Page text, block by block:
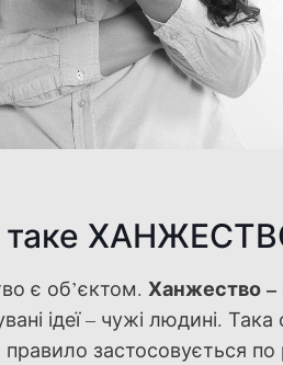
є об’єктом.Ханжество –
ідеї – чужі людині.
правило застосовується